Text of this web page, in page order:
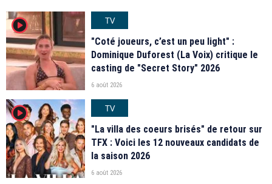
player2
TV
"Coté joueurs, c’est un peu light" :
Dominique Duforest (La Voix) critique le
casting de "Secret Story" 2026
6 août 2026
player2
TV
"La villa des coeurs brisés" de retour sur
TFX : Voici les 12 nouveaux candidats de
la saison 2026
6 août 2026